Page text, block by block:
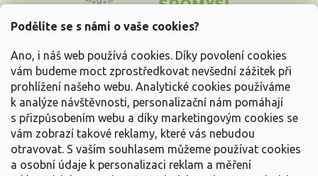
Podělíte se s námi o vaše cookies?
Ano, i náš web používá cookies. Díky povolení cookies
vám budeme moct zprostředkovat nevšední zážitek při
prohlížení našeho webu. Analytické cookies používáme
k analýze návštěvnosti, personalizační nám pomáhají
s přizpůsobením webu a díky marketingovým cookies se
vám zobrazí takové reklamy, které vás nebudou
otravovat. S vaším souhlasem můžeme používat cookies
a osobní údaje k personalizaci reklam a měření
p
Vše o nákupu
Informace pro Vás
Kontakujte nás